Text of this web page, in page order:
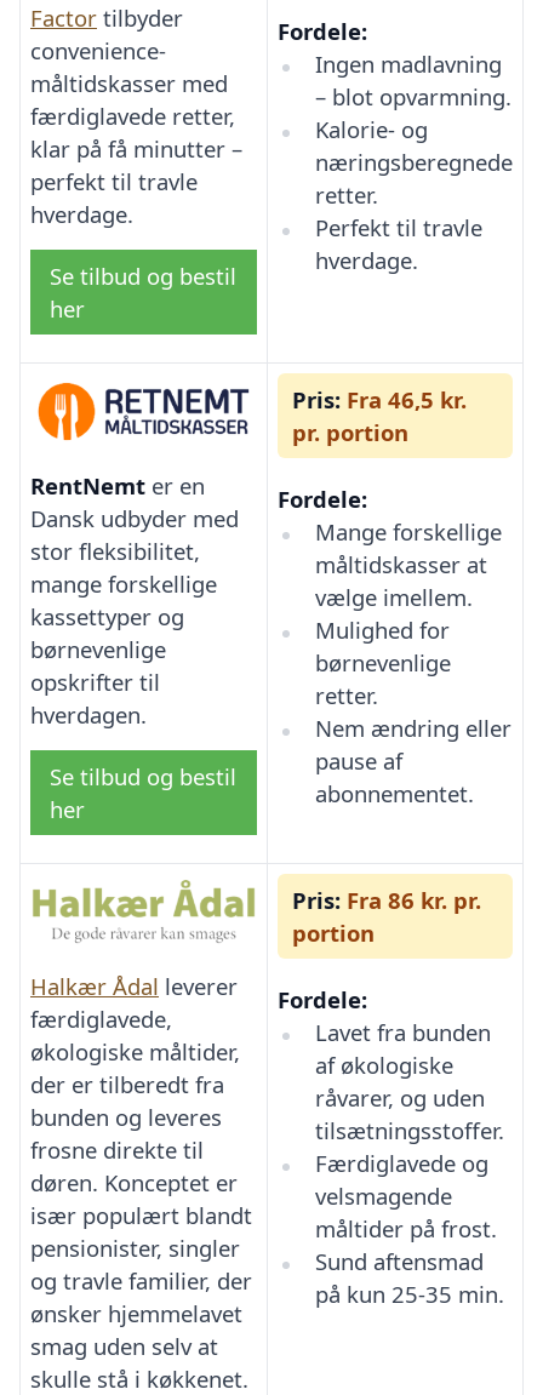
Factor tilbyder
convenience-
måltidskasser med
færdiglavede retter,
klar på få minutter –
perfekt til travle
hverdage.
Se tilbud og bestil
her
Fordele:
Ingen madlavning
– blot opvarmning.
Kalorie- og
næringsberegnede
retter.
Perfekt til travle
hverdage.
RentNemt er en
Dansk udbyder med
stor fleksibilitet,
mange forskellige
kassettyper og
børnevenlige
opskrifter til
hverdagen.
Se tilbud og bestil
her
Pris: Fra 46,5 kr.
pr. portion
Fordele:
Mange forskellige
måltidskasser at
vælge imellem.
Mulighed for
børnevenlige
retter.
Nem ændring eller
pause af
abonnementet.
Halkær Ådal leverer
færdiglavede,
økologiske måltider,
der er tilberedt fra
bunden og leveres
frosne direkte til
døren. Konceptet er
især populært blandt
pensionister, singler
og travle familier, der
ønsker hjemmelavet
smag uden selv at
skulle stå i køkkenet.
Pris: Fra 86 kr. pr.
portion
Fordele:
Lavet fra bunden
af økologiske
råvarer, og uden
tilsætningsstoffer.
Færdiglavede og
velsmagende
måltider på frost.
Sund aftensmad
på kun 25-35 min.